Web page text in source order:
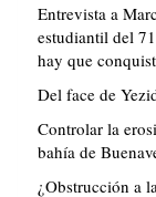
Entrevista a
estudiantil del
hay que
Del face de
Controlar la
bahía de
¿Obstrucción a